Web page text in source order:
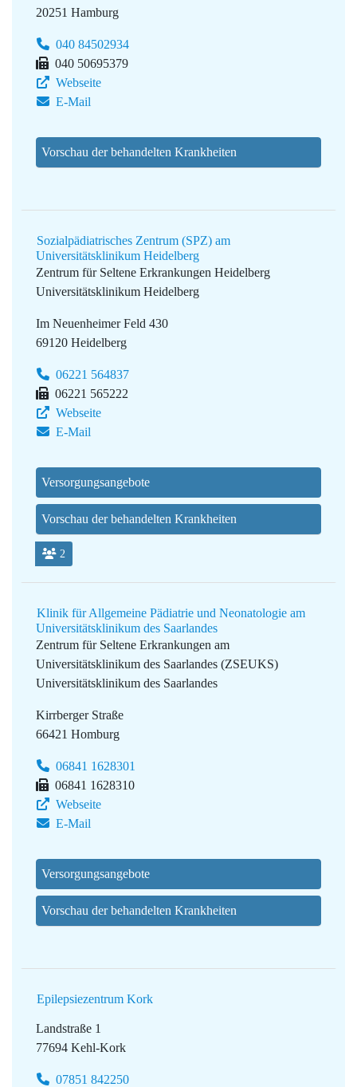
20251 Hamburg
040 84502934
040 50695379
Webseite
E-Mail
Vorschau der behandelten Krankheiten
Sozialpädiatrisches Zentrum (SPZ) am
Universitätsklinikum Heidelberg
Zentrum für Seltene Erkrankungen Heidelberg
Universitätsklinikum Heidelberg
Im Neuenheimer Feld 430
69120 Heidelberg
06221 564837
06221 565222
Webseite
E-Mail
Versorgungsangebote
Vorschau der behandelten Krankheiten
2
Klinik für Allgemeine Pädiatrie und Neonatologie am
Universitätsklinikum des Saarlandes
Zentrum für Seltene Erkrankungen am
Universitätsklinikum des Saarlandes (ZSEUKS)
Universitätsklinikum des Saarlandes
Kirrberger Straße
66421 Homburg
06841 1628301
06841 1628310
Webseite
E-Mail
Versorgungsangebote
Vorschau der behandelten Krankheiten
Epilepsiezentrum Kork
Landstraße 1
77694 Kehl-Kork
07851 842250